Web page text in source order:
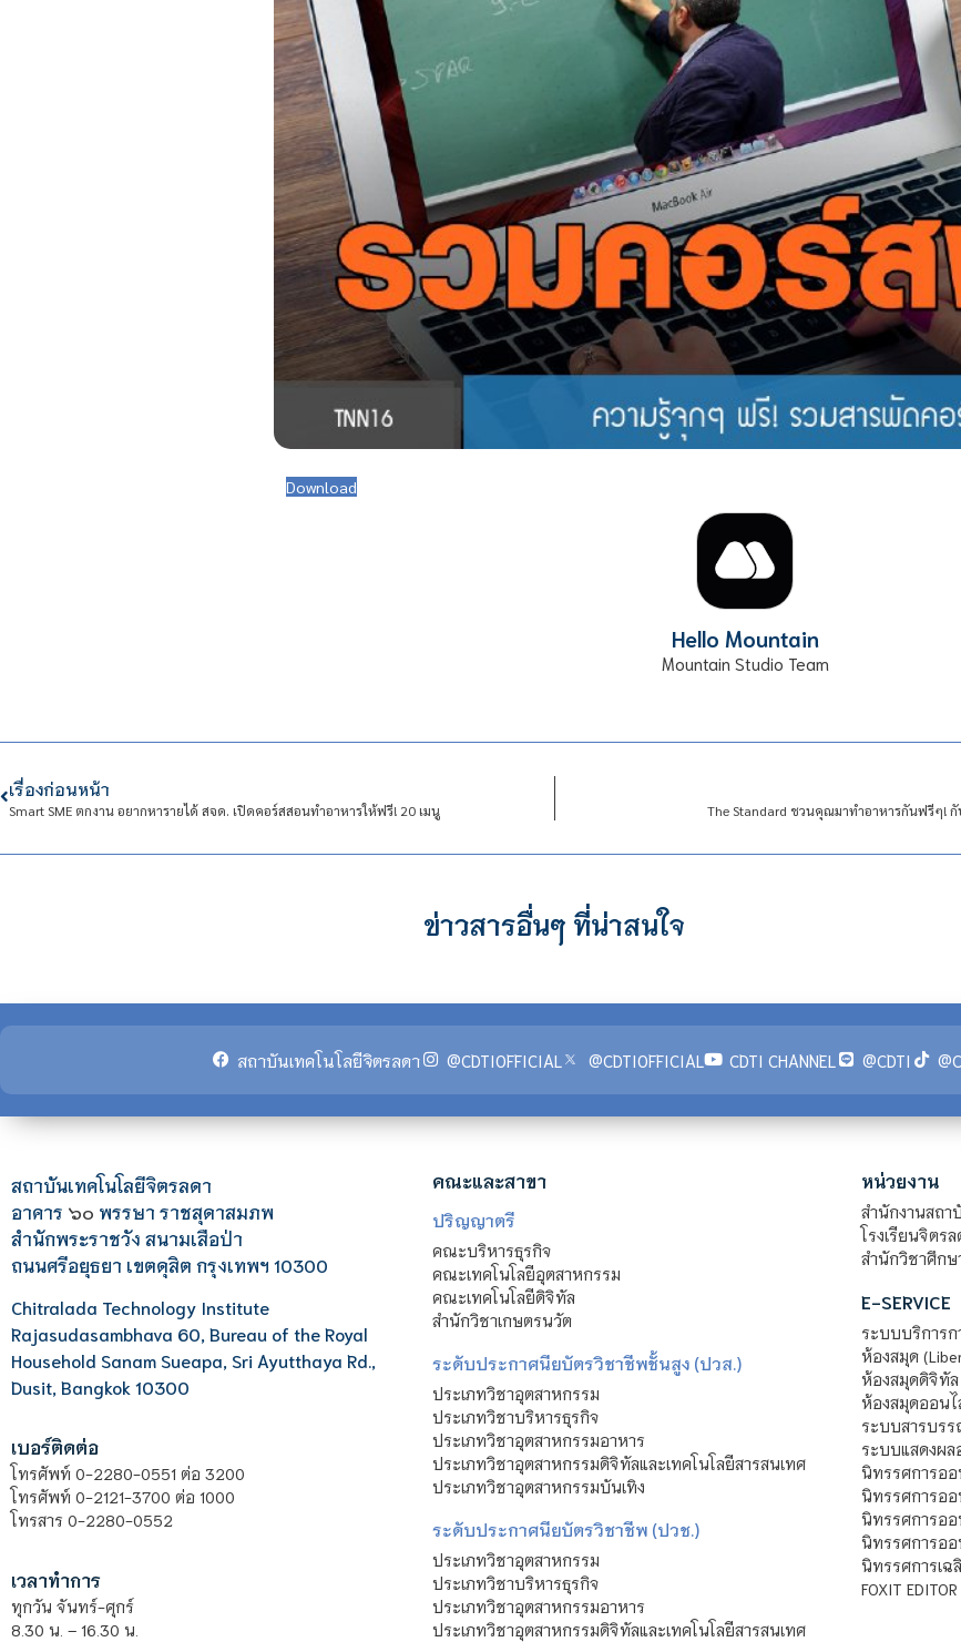
Download
Hello Mountain
Mountain Studio Team
เรื่องก่อนหน้า
Smart SME ตกงาน อยากหารายได้ สจด. เปิดคอร์สสอนทำอาหารให้ฟรี! 20 เมนู The Standard ชวนคุณมาทำอาหารกันฟรีๆ!
ข่าวสารอื่นๆ ที่น่าสนใจ
สถาบันเทคโนโลยีจิตรลดา @CDTIOFFICIAL @CDTIOFFICIAL CDTI CHANNEL @CDTI
สถาบันเทคโนโลยีจิตรลดา
อาคาร ๖๐ พรรษา ราชสุดาสมภพ
สำนักพระราชวัง สนามเสือป่า
ถนนศรีอยุธยา เขตดุสิต กรุงเทพฯ 10300
Chitralada Technology Institute
Rajasudasambhava 60, Bureau of the Royal
Household Sanam Sueapa, Sri Ayutthaya Rd.,
Dusit, Bangkok 10300
เบอร์ติดต่อ
โทรศัพท์ 0-2280-0551 ต่อ 3200
โทรศัพท์ 0-2121-3700 ต่อ 1000
โทรสาร 0-2280-0552
เวลาทำการ
ทุกวัน จันทร์-ศุกร์
8.30 น. – 16.30 น.
คณะและสาขา
ปริญญาตรี
คณะบริหารธุรกิจ
คณะเทคโนโลยีอุตสาหกรรม
คณะเทคโนโลยีดิจิทัล
สำนักวิชาเกษตรนวัต
ระดับประกาศนียบัตรวิชาชีพชั้นสูง (ปวส.)
ประเภทวิชาอุตสาหกรรม
ประเภทวิชาบริหารธุรกิจ
ประเภทวิชาอุตสาหกรรมอาหาร
ประเภทวิชาอุตสาหกรรมดิจิทัลและเทคโนโลยีสารสนเทศ
ประเภทวิชาอุตสาหกรรมบันเทิง
ระดับประกาศนียบัตรวิชาชีพ (ปวช.)
ประเภทวิชาอุตสาหกรรม
ประเภทวิชาบริหารธุรกิจ
ประเภทวิชาอุตสาหกรรมอาหาร
ประเภทวิชาอุตสาหกรรมดิจิทัลและเทคโนโลยีสารสนเทศ
หน่วยงาน
สำนักงานสถา
โรงเรียนจิตร
สำนักวิชาศึกษ
E-SERVICE
ระบบบริการก
ห้องสมุด
ห้องสมุดดิจิทัล
ห้องสมุดออนไ
ระบบสารบรร
ระบบแสดงผล
นิทรรศการออ
นิทรรศการออ
นิทรรศการออ
นิทรรศการออ
นิทรรศการเฉ
FOXIT EDITOR